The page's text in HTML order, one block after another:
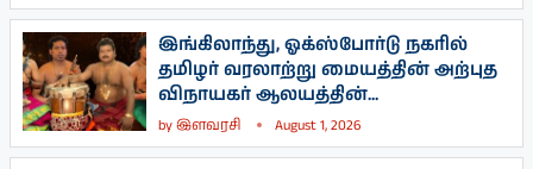
இங்கிலாந்து, ஓக்ஸ்போர்டு நகரில்
தமிழர் வரலாற்று மையத்தின் அற்புத
விநாயகர் ஆலயத்தின்...
byஇளவரசி August 1, 2026